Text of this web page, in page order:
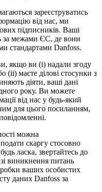
зареєструватись
від нас, ми
підписників. Ваші
за межами ЄС, де вони
стандартами Danfoss.
якщо ви (i) надали згоду
(ii) маєте ділові стосунки з
діяти, ваші дані
року. Ви можете
від нас у будь-який
для цього посиланням,
можна
скаргу стосовно
ласка, звертайтесь до
виникнення питань
ваших особистих
даних Danfoss за